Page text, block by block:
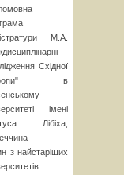
M.A.
Східної
в
імені
Лібіха,
з найстаріших